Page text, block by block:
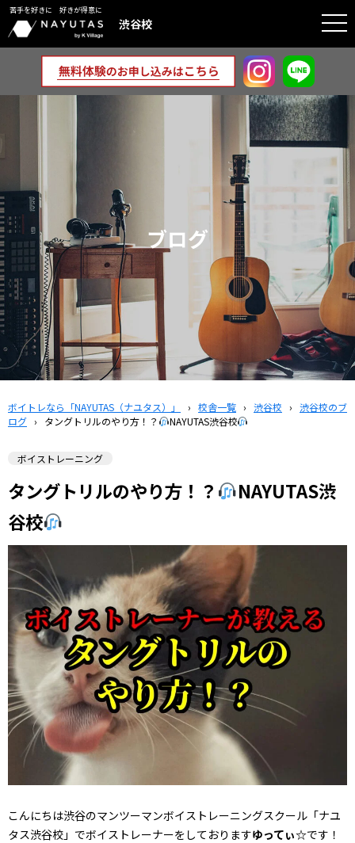
苦手を好きに 好きが得意に
渋谷校
ブログ
ボイトレなら「NAYUTAS（ナユタス）」 › 校舎一覧 › 渋谷校 › 渋谷校のブ
ログ › タングトリルのやり方！？ NAYUTAS渋谷校
ボイストレーニング
タングトリルのやり方！？
NAYUTAS渋
谷校
こんにちは渋谷のマンツーマンボイストレーニングスクール「ナユ
タス渋谷校」でボイストレーナーをしておりますゆってぃ☆です！